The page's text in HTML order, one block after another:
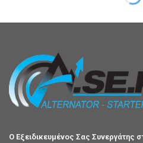
Ο Εξειδικευμένος Σας Συνεργάτης